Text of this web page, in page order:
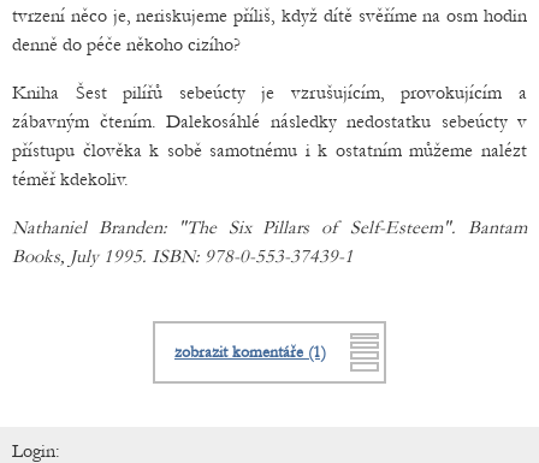
tvrzení něco je, neriskujeme příliš, když dítě svěříme na osm hodin
denně do péče někoho cizího?
Kniha Šest pilířů sebeúcty je vzrušujícím, provokujícím a
zábavným čtením. Dalekosáhlé následky nedostatku sebeúcty v
přístupu člověka k sobě samotnému i k ostatním můžeme nalézt
téměř kdekoliv.
Nathaniel Branden: "The Six Pillars of Self-Esteem". Bantam
Books, July 1995. ISBN: 978-0-553-37439-1
zobrazit komentáře (1)
Login: